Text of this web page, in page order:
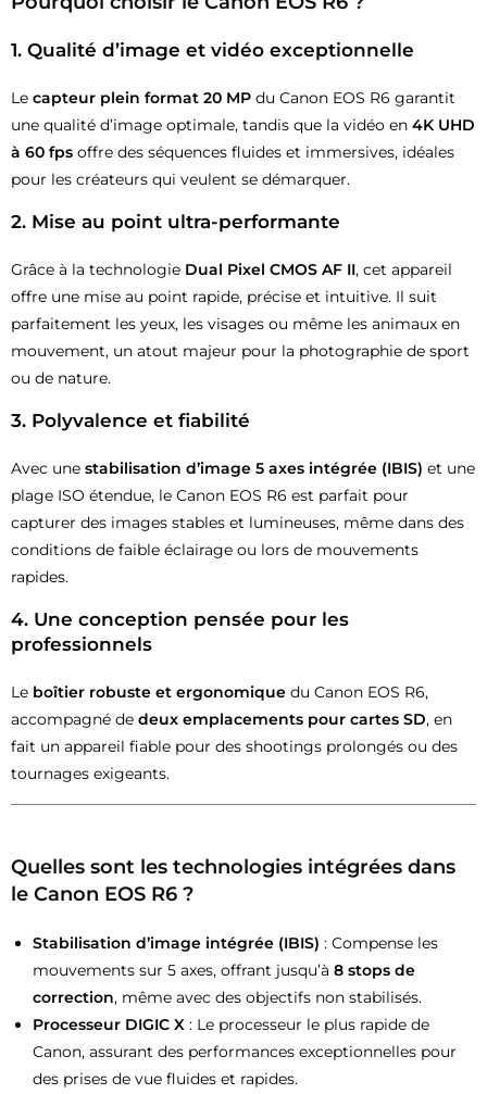
1. Qualité d’image et vidéo exceptionnelle
Le capteur plein format 20 MP du Canon EOS R6 garantit
une qualité d’image optimale, tandis que la vidéo en 4K UHD
à 60 fps offre des séquences fluides et immersives, idéales
pour les créateurs qui veulent se démarquer.
2. Mise au point ultra-performante
Grâce à la technologie Dual Pixel CMOS AF II, cet appareil
offre une mise au point rapide, précise et intuitive. Il suit
parfaitement les yeux, les visages ou même les animaux en
mouvement, un atout majeur pour la photographie de sport
ou de nature.
3. Polyvalence et fiabilité
Avec une stabilisation d’image 5 axes intégrée (IBIS) et une
plage ISO étendue, le Canon EOS R6 est parfait pour
capturer des images stables et lumineuses, même dans des
conditions de faible éclairage ou lors de mouvements
rapides.
4. Une conception pensée pour les
professionnels
Le boîtier robuste et ergonomique du Canon EOS R6,
accompagné de deux emplacements pour cartes SD, en
fait un appareil fiable pour des shootings prolongés ou des
tournages exigeants.
Quelles sont les technologies intégrées dans
le Canon EOS R6 ?
Stabilisation d’image intégrée (IBIS) : Compense les
mouvements sur 5 axes, offrant jusqu’à 8 stops de
correction, même avec des objectifs non stabilisés.
Processeur DIGIC X : Le processeur le plus rapide de
Canon, assurant des performances exceptionnelles pour
des prises de vue fluides et rapides.